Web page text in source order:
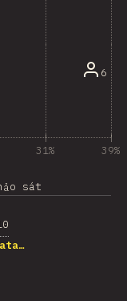
6
31% 39%
sát